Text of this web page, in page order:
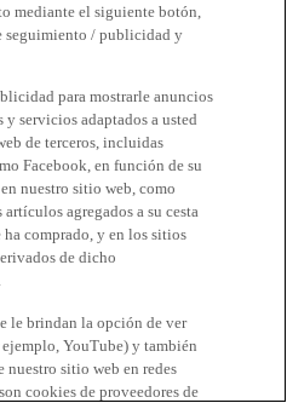
mediante el siguiente botón,
seguimiento / publicidad y
para mostrarle anuncios
servicios adaptados a usted
de terceros, incluidas
Facebook, en función de su
nuestro sitio web, como
agregados a su cesta
comprado, y en los sitios
de dicho
le brindan la opción de ver
YouTube) y también
sitio web en redes
cookies de proveedores de